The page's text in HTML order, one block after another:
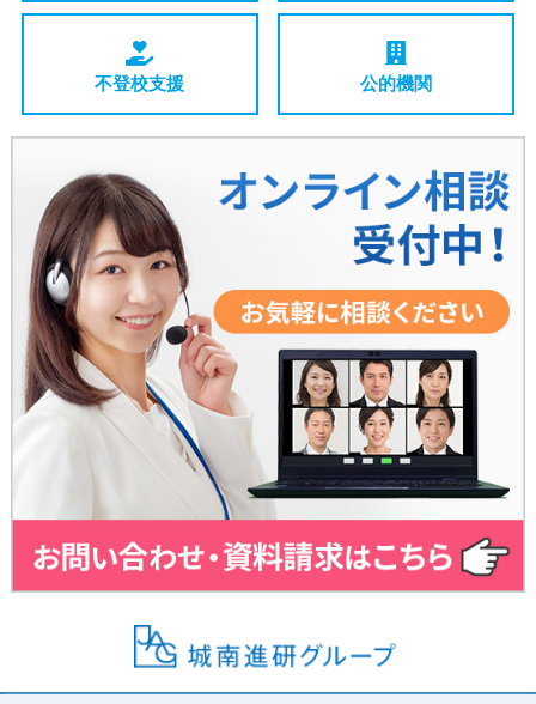
不登校支援 公的機関